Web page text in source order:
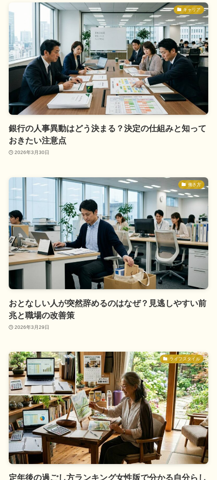
キャリア
銀行の人事異動はどう決まる？決定の仕組みと知って
おきたい注意点
2026年3月30日
働き方
おとなしい人が突然辞めるのはなぜ？見逃しやすい前
兆と職場の改善策
2026年3月29日
ライフスタイル
定年後の過ごし方ランキング女性版で分かる自分らし